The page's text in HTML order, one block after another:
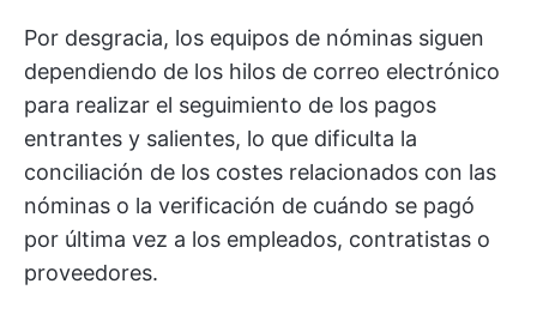
Por desgracia, los equipos de nóminas siguen
dependiendo de los hilos de correo electrónico
para realizar el seguimiento de los pagos
entrantes y salientes, lo que dificulta la
conciliación de los costes relacionados con las
nóminas o la verificación de cuándo se pagó
por última vez a los empleados, contratistas o
proveedores.